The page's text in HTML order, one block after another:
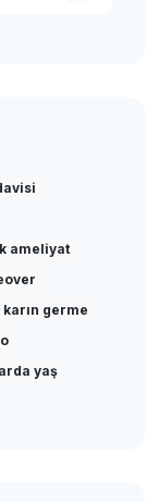
ameliyat
karın germe
yaş